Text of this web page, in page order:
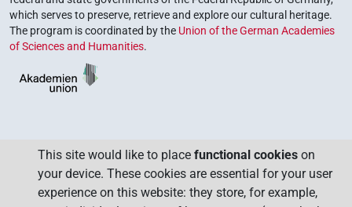
which serves to preserve, retrieve and explore our cultural heritage.
The program is coordinated by the Union of the German Academies
of Sciences and Humanities.
This site would like to place functional cookies on
your device. These cookies are essential for your user
experience on this website: they store, for example,